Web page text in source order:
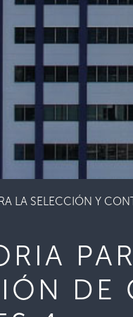
LA SELECCIÓN Y
DE